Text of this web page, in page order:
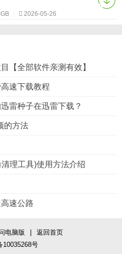
2026-05-26
【全部软件亲测有效】
速下载教程
雷种子在迅雷下载？
的方法
理工具)使用方法介绍
速公路
电脑版
返回首页
10035268号